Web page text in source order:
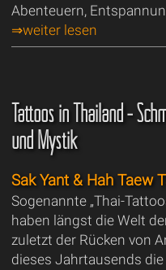
Abenteuern,
⇒weiter lesen
Tattoos in Thailand -
und Mystik
Sak Yant & Hah Taew
Sogenannte „Thai-
haben längst die Welt
zuletzt der Rücken von
dieses Jahrtausends